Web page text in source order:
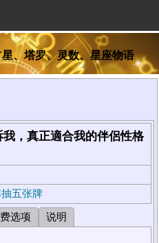
、塔罗、灵数、星座物语
，真正適合我的伴侶性格
五张牌
选项 说明